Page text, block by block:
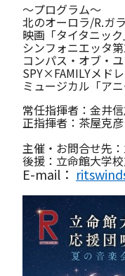
～プログラム～
北のオーロラ/R.ガ
映画「タイタニッ
シンフォニエッタ
コンパス・オブ・
SPY×FAMILYメド
ミュージカル「ア
常任指揮者：金井
正指揮者：茶屋克彦
主催・お問合せ先
後援：立命館大学
E-mail：